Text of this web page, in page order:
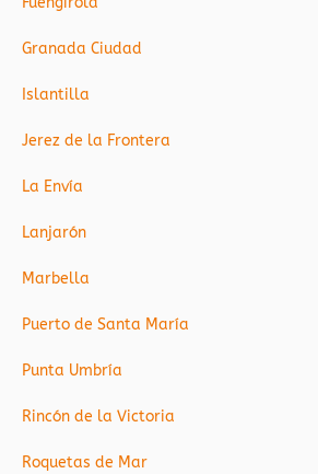
Granada Ciudad
Islantilla
Jerez de la Frontera
La Envía
Lanjarón
Marbella
Puerto de Santa María
Punta Umbría
Rincón de la Victoria
Roquetas de Mar